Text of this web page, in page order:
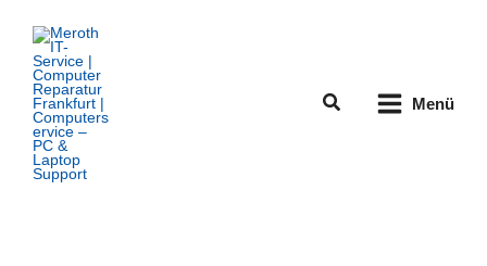
Inhalt
springen
Suchen Menü